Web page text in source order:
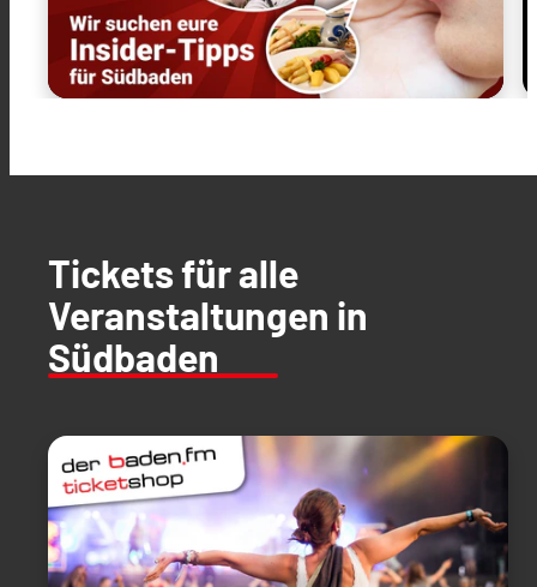
Tickets für alle
Veranstaltungen in
Südbaden